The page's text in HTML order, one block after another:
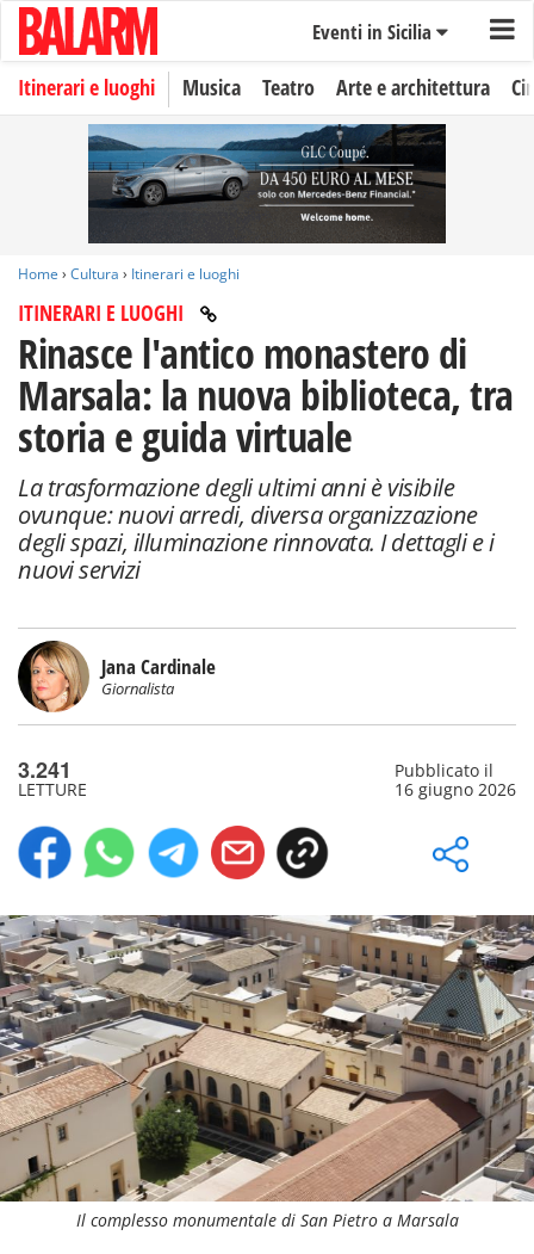
Eventi in Sicilia
Itinerari e luoghi Musica Teatro Arte e architettura
Home › Cultura › Itinerari e luoghi
ITINERARI E LUOGHI
Rinasce l'antico monastero di
Marsala: la nuova biblioteca, tra
storia e guida virtuale
La trasformazione degli ultimi anni è visibile
ovunque: nuovi arredi, diversa organizzazione
degli spazi, illuminazione rinnovata. I dettagli e i
nuovi servizi
Jana Cardinale
Giornalista
3.241
LETTURE
Pubblicato il
16 giugno 2026
Il complesso monumentale di San Pietro a Marsala